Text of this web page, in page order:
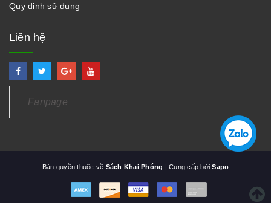
Quy định sử dụng
Liên hệ
Fanpage
Bản quyền thuộc về Sách Khai Phóng | Cung cấp bởiSapo